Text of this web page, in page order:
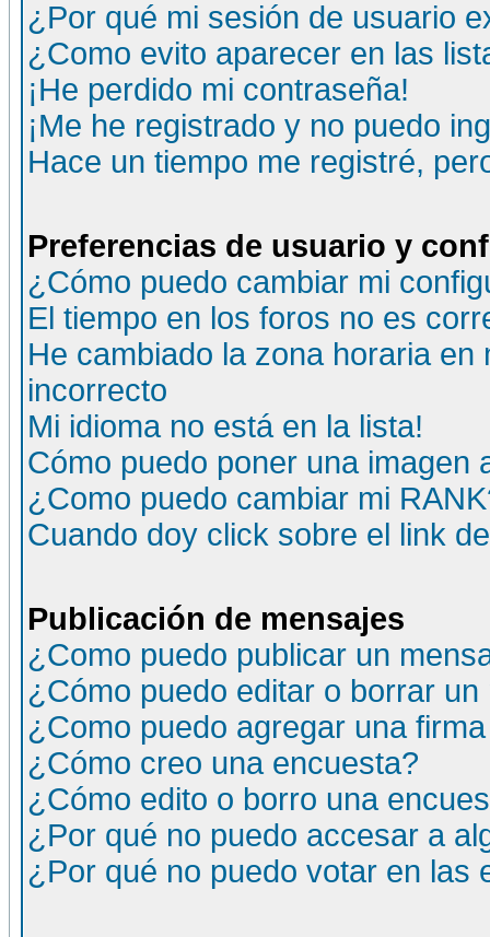
¿Por qué mi sesión de usuario
¿Como evito aparecer en las
¡He perdido mi contraseña!
¡Me he registrado y no puedo
Hace un tiempo me registré,
Preferencias de usuario y
¿Cómo puedo cambiar mi
El tiempo en los foros no es
He cambiado la zona horaria
incorrecto
Mi idioma no está en la lista!
Cómo puedo poner una imagen
¿Como puedo cambiar mi
Cuando doy click sobre el link
Publicación de mensajes
¿Como puedo publicar un
¿Cómo puedo editar o borrar un
¿Como puedo agregar una
¿Cómo creo una encuesta?
¿Cómo edito o borro una
¿Por qué no puedo accesar a
¿Por qué no puedo votar en las